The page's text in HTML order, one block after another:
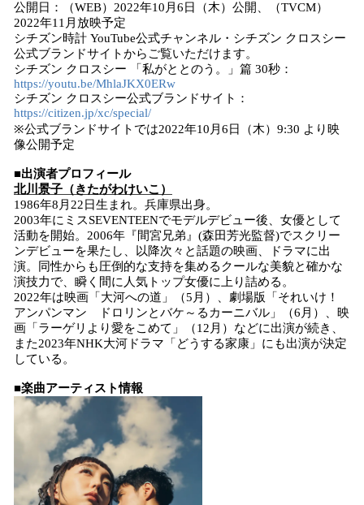
公開日：（WEB）2022年10月6日（木）公開、（TVCM）
2022年11月放映予定
シチズン時計 YouTube公式チャンネル・シチズン クロスシー
公式ブランドサイトからご覧いただけます。
シチズン クロスシー 「私がととのう。」篇 30秒：
https://youtu.be/MhlaJKX0ERw
シチズン クロスシー公式ブランドサイト：
https://citizen.jp/xc/special/
※公式ブランドサイトでは2022年10月6日（木）9:30 より映
像公開予定
■出演者プロフィール
北川景子（きたがわけいこ）
1986年8月22日生まれ。兵庫県出身。
2003年にミスSEVENTEENでモデルデビュー後、女優として
活動を開始。2006年『間宮兄弟』(森田芳光監督)でスクリー
ンデビューを果たし、以降次々と話題の映画、ドラマに出
演。同性からも圧倒的な支持を集めるクールな美貌と確かな
演技力で、瞬く間に人気トップ女優に上り詰める。
2022年は映画「大河への道」（5月）、劇場版「それいけ！
アンパンマン ドロリンとバケ～るカーニバル」（6月）、映
画「ラーゲリより愛をこめて」（12月）などに出演が続き、
また2023年NHK大河ドラマ「どうする家康」にも出演が決定
している。
■楽曲アーティスト情報